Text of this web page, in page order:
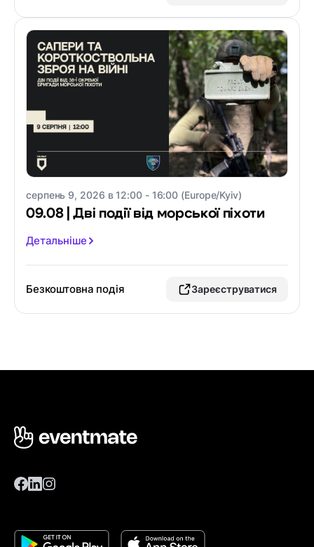
серпень 9, 2026 в 12:00 - 16:00 (Europe/Kyiv)
09.08 | Дві події від морської піхоти
Детальніше
Безкоштовна подія Зареєструватися